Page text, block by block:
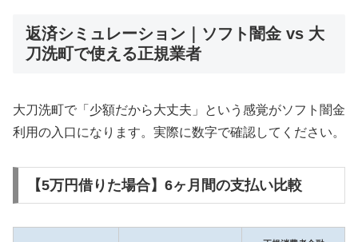
返済シミュレーション｜ソフト闇金 vs 大
刀洗町で使える正規業者
大刀洗町で「少額だから大丈夫」という感覚がソフト闇金
利用の入口になります。実際に数字で確認してください。
【5万円借りた場合】6ヶ月間の支払い比較